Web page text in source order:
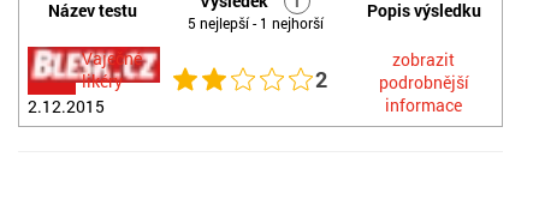
Název testu
5 nejlepší - 1 nejhorší
Popis výsledku
Vaječné
likéry
2.12.2015
2
zobrazit
podrobnější
informace